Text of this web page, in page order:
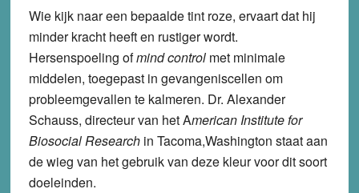
Wie kijk naar een bepaalde tint roze, ervaart dat hij
minder kracht heeft en rustiger wordt.
Hersenspoeling ofmind controlmet minimale
middelen, toegepast in gevangeniscellen om
probleemgevallen te kalmeren. Dr. Alexander
Schauss, directeur van het American Institute for
Biosocial Researchin Tacoma,Washington staat aan
de wieg van het gebruik van deze kleur voor dit soort
doeleinden.